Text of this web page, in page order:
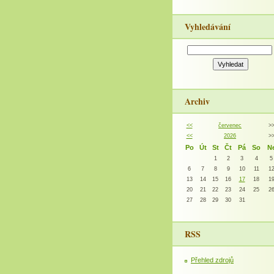
Vyhledávání
Archiv
<< červenec
>>
<<
2026 >>
Po Út St Čt Pá So
1 2 3 4
5
6
7 8 9 10 11
12
13
14 15 16 17 18
19
20
21 22 23 24 25
26
27
28 29 30 31
RSS
Přehled zdrojů